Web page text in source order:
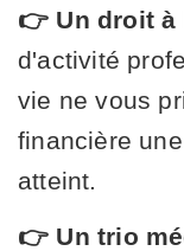
👉 Un droit à
d'activité
vie ne vous
financière
atteint.
👉 Un trio